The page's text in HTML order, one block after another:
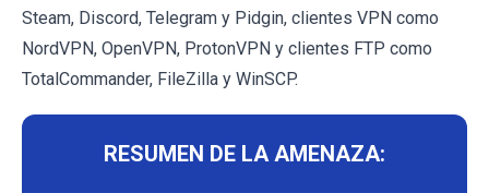
Steam, Discord, Telegram y Pidgin, clientes VPN como
NordVPN, OpenVPN, ProtonVPN y clientes FTP como
TotalCommander, FileZilla y WinSCP.
RESUMEN DE LA AMENAZA: